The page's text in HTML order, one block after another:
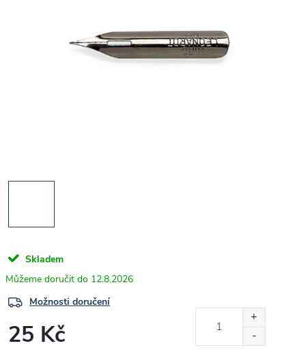
Skladem
12.8.2026
Možnosti doručení
25 Kč